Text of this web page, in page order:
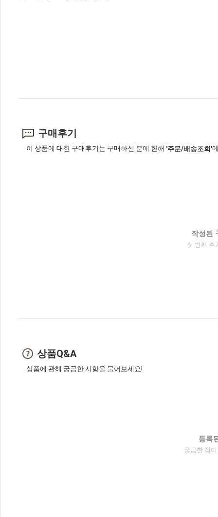
구매후기
이 상품에 대한 구매후기는 구매하신 분에 한해 '주문/배송조회'
작성된
첫 번째 후
상품Q&A
상품에 관해 궁금한 사항을 물어보세요!
등록
궁금한 점